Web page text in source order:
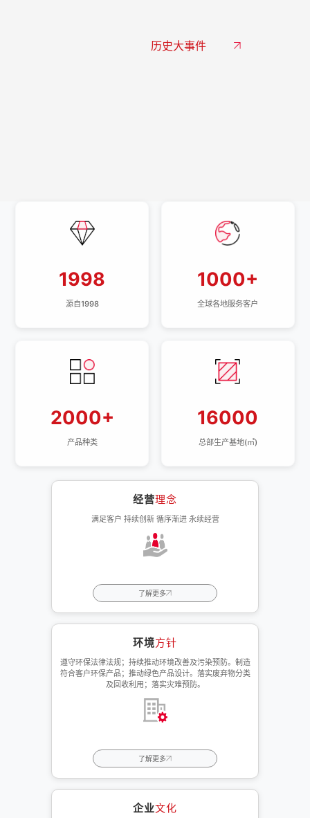
历史大事件
1998
源自1998
1000+
全球各地服务客户
2000+
产品种类
16000
总部生产基地(㎡)
经营理念
满足客户 持续创新 循序渐进 永续经营
了解更多
环境方针
遵守环保法律法规；持续推动环境改善及污染预防。制造
符合客户环保产品；推动绿色产品设计。落实废弃物分类
及回收利用；落实灾难预防。
了解更多
企业文化